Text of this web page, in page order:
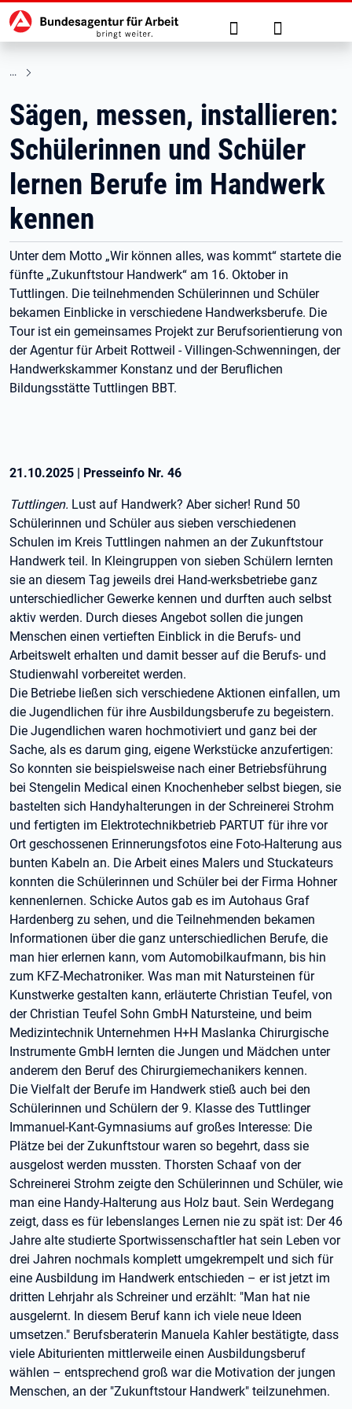
zu den Hauptinhalten springen
Hauptnavigation Suche Anmelden
Sägen, messen, installieren:
Schülerinnen und Schüler
lernen Berufe im Handwerk
kennen
Unter dem Motto „Wir können alles, was kommt“ startete die
fünfte „Zukunftstour Handwerk“ am 16. Oktober in
Tuttlingen. Die teilnehmenden Schülerinnen und Schüler
bekamen Einblicke in verschiedene Handwerksberufe. Die
Tour ist ein gemeinsames Projekt zur Berufsorientierung von
der Agentur für Arbeit Rottweil - Villingen-Schwenningen, der
Handwerkskammer Konstanz und der Beruflichen
Bildungsstätte Tuttlingen BBT.
21.10.2025 | Presseinfo Nr. 46
Tuttlingen. Lust auf Handwerk? Aber sicher! Rund 50
Schülerinnen und Schüler aus sieben verschiedenen
Schulen im Kreis Tuttlingen nahmen an der Zukunftstour
Handwerk teil. In Kleingruppen von sieben Schülern lernten
sie an diesem Tag jeweils drei Hand-werksbetriebe ganz
unterschiedlicher Gewerke kennen und durften auch selbst
aktiv werden. Durch dieses Angebot sollen die jungen
Menschen einen vertieften Einblick in die Berufs- und
Arbeitswelt erhalten und damit besser auf die Berufs- und
Studienwahl vorbereitet werden.
Die Betriebe ließen sich verschiedene Aktionen einfallen, um
die Jugendlichen für ihre Ausbildungsberufe zu begeistern.
Die Jugendlichen waren hochmotiviert und ganz bei der
Sache, als es darum ging, eigene Werkstücke anzufertigen:
So konnten sie beispielsweise nach einer Betriebsführung
bei Stengelin Medical einen Knochenheber selbst biegen, sie
bastelten sich Handyhalterungen in der Schreinerei Strohm
und fertigten im Elektrotechnikbetrieb PARTUT für ihre vor
Ort geschossenen Erinnerungsfotos eine Foto-Halterung aus
bunten Kabeln an. Die Arbeit eines Malers und Stuckateurs
konnten die Schülerinnen und Schüler bei der Firma Hohner
kennenlernen. Schicke Autos gab es im Autohaus Graf
Hardenberg zu sehen, und die Teilnehmenden bekamen
Informationen über die ganz unterschiedlichen Berufe, die
man hier erlernen kann, vom Automobilkaufmann, bis hin
zum KFZ-Mechatroniker. Was man mit Natursteinen für
Kunstwerke gestalten kann, erläuterte Christian Teufel, von
der Christian Teufel Sohn GmbH Natursteine, und beim
Medizintechnik Unternehmen H+H Maslanka Chirurgische
Instrumente GmbH lernten die Jungen und Mädchen unter
anderem den Beruf des Chirurgiemechanikers kennen.
Die Vielfalt der Berufe im Handwerk stieß auch bei den
Schülerinnen und Schülern der 9. Klasse des Tuttlinger
Immanuel-Kant-Gymnasiums auf großes Interesse: Die
Plätze bei der Zukunftstour waren so begehrt, dass sie
ausgelost werden mussten. Thorsten Schaaf von der
Schreinerei Strohm zeigte den Schülerinnen und Schüler, wie
man eine Handy-Halterung aus Holz baut. Sein Werdegang
zeigt, dass es für lebenslanges Lernen nie zu spät ist: Der 46
Jahre alte studierte Sportwissenschaftler hat sein Leben vor
drei Jahren nochmals komplett umgekrempelt und sich für
eine Ausbildung im Handwerk entschieden – er ist jetzt im
dritten Lehrjahr als Schreiner und erzählt: "Man hat nie
ausgelernt. In diesem Beruf kann ich viele neue Ideen
umsetzen." Berufsberaterin Manuela Kahler bestätigte, dass
viele Abiturienten mittlerweile einen Ausbildungsberuf
wählen – entsprechend groß war die Motivation der jungen
Menschen, an der "Zukunftstour Handwerk" teilzunehmen.